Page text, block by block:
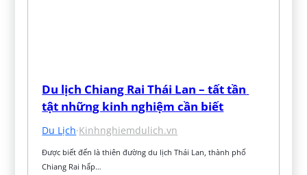
Du lịch Chiang Rai Thái Lan – tất tần
tật những kinh nghiệm cần biết
Du Lịch·Kinhnghiemdulich.vn
Được biết đến là thiên đường du lịch Thái Lan, thành phố
Chiang Rai hấp…